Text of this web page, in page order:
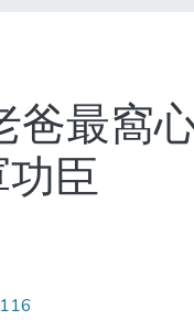
最窩
臣